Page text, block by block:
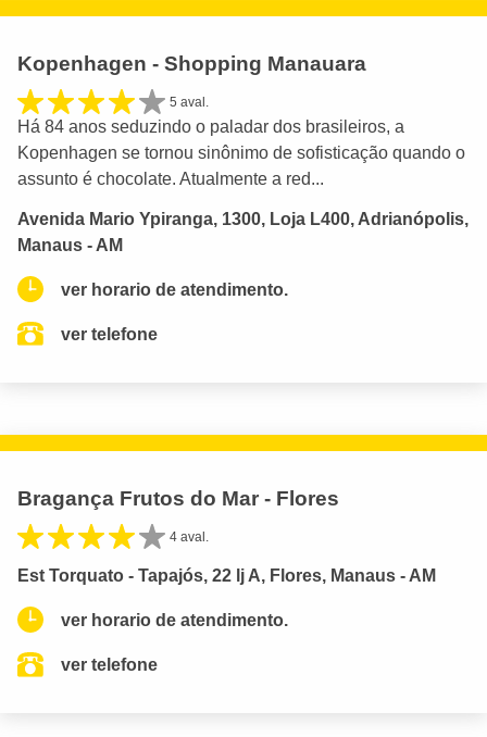
Kopenhagen - Shopping Manauara
5 aval.
Há 84 anos seduzindo o paladar dos brasileiros, a
Kopenhagen se tornou sinônimo de sofisticação quando o
assunto é chocolate. Atualmente a red...
Avenida Mario Ypiranga, 1300, Loja L400, Adrianópolis,
Manaus - AM
ver horario de atendimento.
ver telefone
Bragança Frutos do Mar - Flores
4 aval.
Est Torquato - Tapajós, 22 lj A, Flores, Manaus - AM
ver horario de atendimento.
ver telefone